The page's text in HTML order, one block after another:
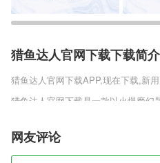
猎鱼达人官网下载下载简介
猎鱼达人官网下载APP,现在下载,新
猎鱼达人官网下载是一款以火爆魔幻
还继承了一定的传奇玩法，同时还
练，各种无限战力都是需要你慢慢来
战，心奋不已的PVP竞技大战让你
系统。
网友评论